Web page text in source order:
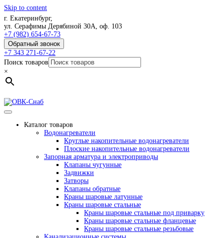
Skip to content
г. Екатеринбург,
ул. Серафимы Дерябиной 30А, оф. 103
+7 (982) 654-67-73
Обратный звонок
+7 343 271-67-22
Поиск товаров
×
Каталог товаров
Водонагреватели
Круглые накопительные водонагреватели
Плоские накопительные водонагреватели
Запорная арматура и электроприводы
Клапаны чугунные
Задвижки
Затворы
Клапаны обратные
Краны шаровые латунные
Краны шаровые стальные
Краны шаровые стальные под приварку
Краны шаровые стальные фланцевые
Краны шаровые стальные резьбовые